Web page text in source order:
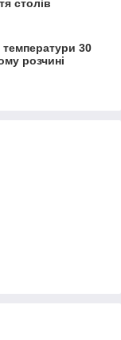
столів
30
розчині